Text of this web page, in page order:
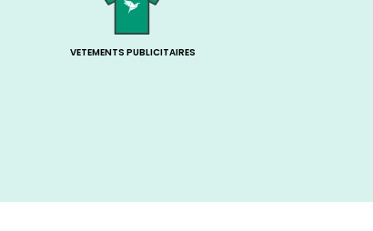
VETEMENTS PUBLICITAIRES